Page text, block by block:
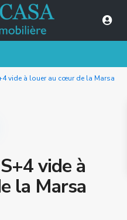
vide à louer au cœur de la Marsa
vide à
la Marsa